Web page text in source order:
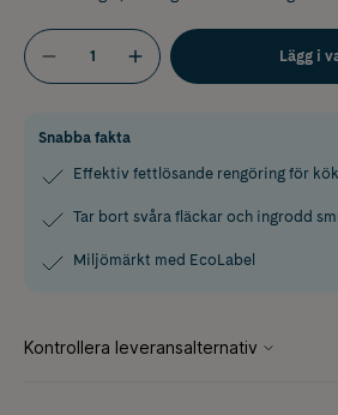
Lägg i
Snabba fakta
Effektiv fettlösande rengöring för
Tar bort svåra fläckar och ingrodd
Miljömärkt med EcoLabel